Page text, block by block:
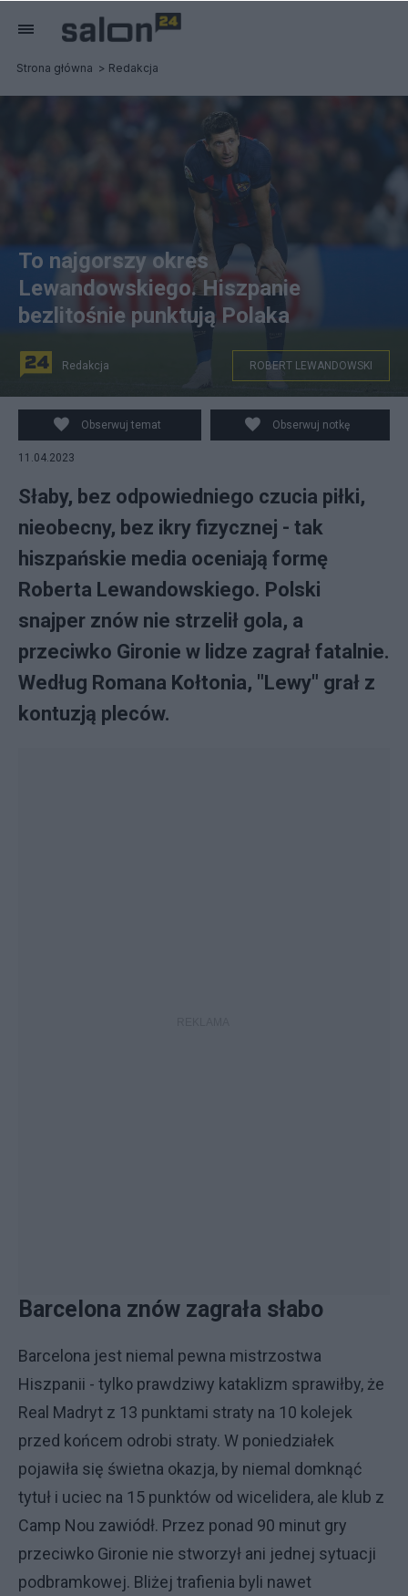
Strona główna Redakcja
To najgorszy okres
Lewandowskiego. Hiszpanie
bezlitośnie punktują Polaka
Redakcja ROBERT LEWANDOWSKI
Obserwuj temat Obserwuj notkę
11.04.2023
Słaby, bez odpowiedniego czucia piłki,
nieobecny, bez ikry fizycznej - tak
hiszpańskie media oceniają formę
Roberta Lewandowskiego. Polski
snajper znów nie strzelił gola, a
przeciwko Gironie w lidze zagrał fatalnie.
Według Romana Kołtonia, "Lewy" grał z
kontuzją pleców.
Barcelona znów zagrała słabo
Barcelona jest niemal pewna mistrzostwa
Hiszpanii - tylko prawdziwy kataklizm sprawiłby, że
Real Madryt z 13 punktami straty na 10 kolejek
przed końcem odrobi straty. W poniedziałek
pojawiła się świetna okazja, by niemal domknąć
tytuł i uciec na 15 punktów od wicelidera, ale klub z
Camp Nou zawiódł. Przez ponad 90 minut gry
przeciwko Gironie nie stworzył ani jednej sytuacji
podbramkowej. Bliżej trafienia byli nawet